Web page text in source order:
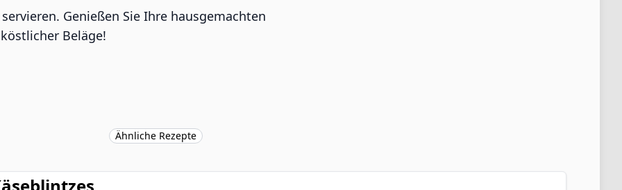
Genießen Sie Ihre hausgemachten
Beläge!
Ähnliche Rezepte